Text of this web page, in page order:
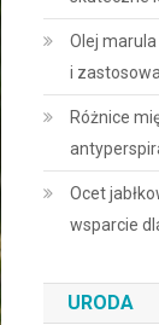
Olej marula
i
Różnice
Ocet
wsparcie
URODA